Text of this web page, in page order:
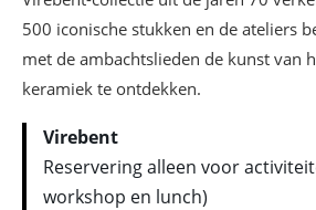
500 iconische stukken en de ateliers
met de ambachtslieden de kunst van
keramiek te ontdekken.
Virebent
Reservering alleen voor
workshop en lunch)